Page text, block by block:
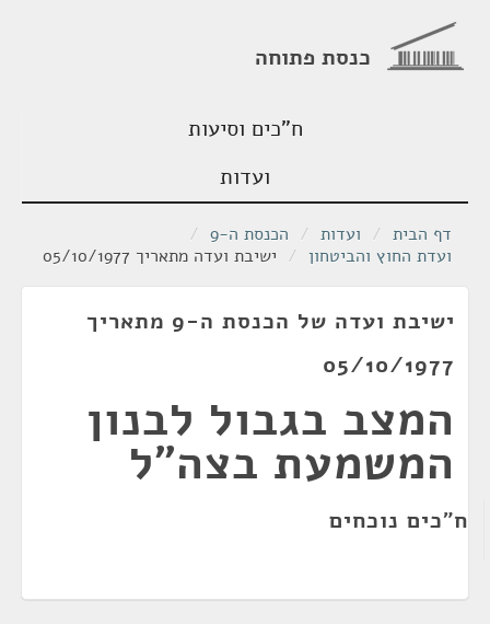
כנסת פתוחה
ח"כים וסיעות
ועדות
דף הבית / ועדות / הכנסת ה-9
/
ועדת החוץ והביטחון / ישיבת ועדה מתאריך 05/10/1977
ישיבת ועדה של הכנסת ה-9 מתאריך
05/10/1977
המצב בגבול לבנון
המשמעת בצה"ל
ח"כים נוכחים